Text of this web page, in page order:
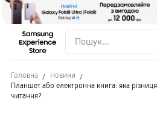
Головна
Новини
Планшет або електронна книга: яка
читання?